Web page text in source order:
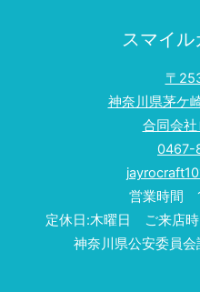
スマイ
〒
神奈川県茅ケ
合同会
0467-
営業時間
定休日:木曜日 ご来店時
神奈川県公安委員